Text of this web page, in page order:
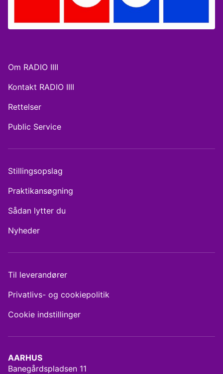
AARHUS
Banegårdspladsen 11
Om RADIO IIII
Kontakt RADIO IIII
Rettelser
Public Service
Stillingsopslag
Praktikansøgning
Sådan lytter du
Nyheder
Til leverandører
Privatlivs- og cookiepolitik
Cookie indstillinger